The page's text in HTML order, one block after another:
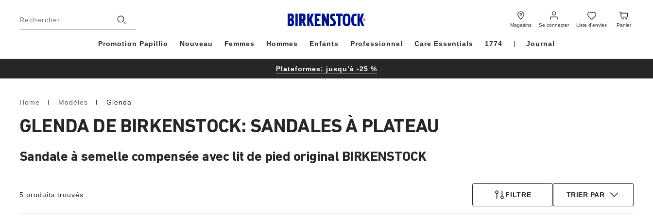
Rechercher
Magasins Se connecter
connecter
Liste d’envies
Liste
d’envies
Panier
Panier
Promotion Papillio Nouveau Femmes Hommes Enfants Professionnel Care Essentials 1774 Journal
Plateformes: jusqu’à -25 %
Homepage
Home Modèles Glenda
GLENDA DE BIRKENSTOCK: SANDALES À PLATEAU
Sandale à semelle compensée avec lit de pied original BIRKENSTOCK
5 produits trouvés FILTRE TRIER PAR